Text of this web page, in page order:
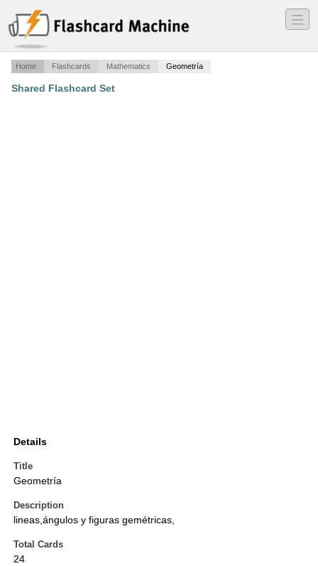
―
―
―
Home Flashcards Mathematics Geometría
Shared Flashcard Set
Details
Title
Geometría
Description
lineas,ángulos y figuras gemétricas,
Total Cards
24